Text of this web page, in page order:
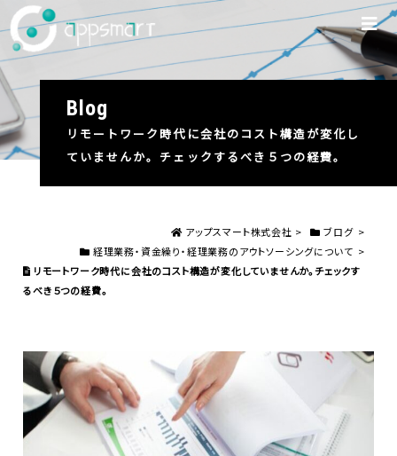
blog
リモートワーク時代に会社のコスト構造が変化し
ていませんか。チェックするべき５つの経費。
アップスマート株式会社 > ブログ >
経理業務・資金繰り・経理業務のアウトソーシングについて >
リモートワーク時代に会社のコスト構造が変化していませんか。チェックす
るべき５つの経費。